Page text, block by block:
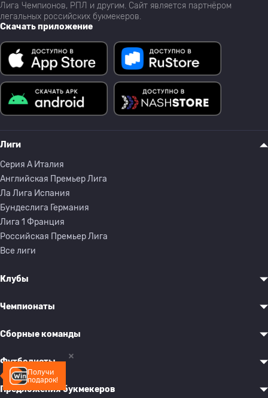
Получи
подарок!
Лига Чемпионов, РПЛ и другим. Сайт является партнёром
легальных российских букмекеров.
Скачать приложение
Лиги
Серия A Италия
Английская Премьер Лига
Ла Лига Испания
Бундеслига Германия
Лига 1 Франция
Российская Премьер Лига
Все лиги
Клубы
Чемпионаты
Сборные команды
Футболисты
Предложения букмекеров